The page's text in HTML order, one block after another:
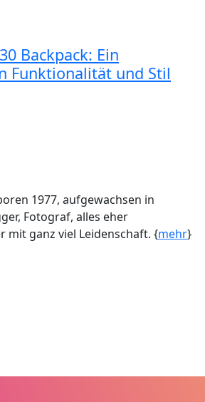
Backpack: Ein
Funktionalität und Stil
1977, aufgewachsen in
Fotograf, alles eher
mit ganz viel Leidenschaft. {mehr}